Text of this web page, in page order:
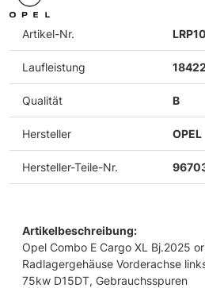
Artikel-Nr.
Laufleistung
Qualität B
Hersteller OPEL
Hersteller-Teile-Nr.
Artikelbeschreibung:
Opel Combo E Cargo XL Bj.2025
Radlagergehäuse Vorderachse
75kw D15DT, Gebrauchsspuren